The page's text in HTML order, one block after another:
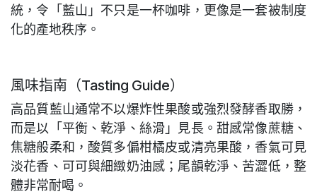
統，令「藍山」不只是一杯咖啡，更像是一套被制度
化的產地秩序。
風味指南（Tasting Guide）
高品質藍山通常不以爆炸性果酸或強烈發酵香取勝，
而是以「平衡、乾淨、絲滑」見長。甜感常像蔗糖、
焦糖般柔和，酸質多偏柑橘皮或清亮果酸，香氣可見
淡花香、可可與細緻奶油感；尾韻乾淨、苦澀低，整
體非常耐喝。